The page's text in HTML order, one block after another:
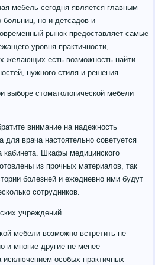
мебель сегодня является главным
больниц, но и детсадов и
рынок предоставляет самые
уровня практичности,
желающих есть возможность найти
нужного стиля и решения.
выборе стоматологической мебели
внимание на надежность
для врача настоятельно советуется
кабинета. Шкафы медицинского
из прочных материалов, так
болезней и ежедневно ими будут
сотрудников.
учреждений
мебели возможно встретить не
и многие другие не менее
особых практичных